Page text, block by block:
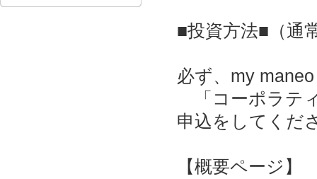
■投資方法■（通
必ず、my
「コーポラテ
申込をしてくだ
【概要ページ】